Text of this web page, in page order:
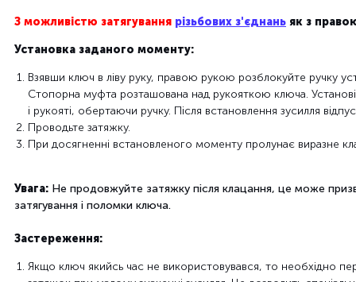
З можливістю затягування різьбових з'єднань як з
Установка заданого моменту:
Взявши ключ в ліву руку, правою рукою розблокуйте ручку
Стопорна муфта розташована над рукояткою ключа.
і рукояті, обертаючи ручку. Після встановлення зусилля
Проводьте затяжку.
При досягненні встановленого моменту пролунає виразне
Увага: Не продовжуйте затяжку після клацання, це може
затягування і поломки ключа.
Застереження:
Якщо ключ якийсь час не використовувався, то необхідно